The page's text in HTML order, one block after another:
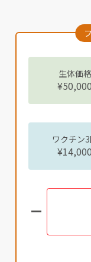
生体価格
¥50,000
ワクチン
¥14,000